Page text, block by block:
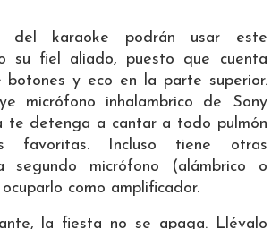
del karaoke podrán usar este
su fiel aliado, puesto que cuenta
botones y eco en la parte superior.
micrófono inhalambrico de Sony
te detenga a cantar a todo pulmón
favoritas. Incluso tiene otras
segundo micrófono (alámbrico o
como amplificador.
la fiesta no se apaga. Llévalo